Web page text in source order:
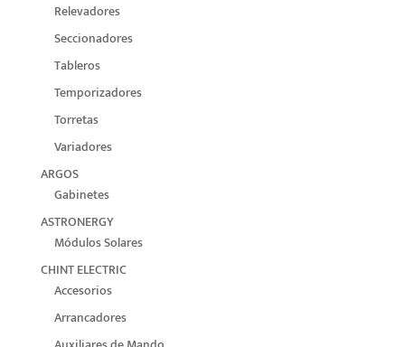
Relevadores
Seccionadores
Tableros
Temporizadores
Torretas
Variadores
ARGOS
Gabinetes
ASTRONERGY
Módulos Solares
CHINT ELECTRIC
Accesorios
Arrancadores